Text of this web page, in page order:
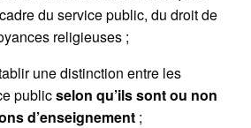
du service public, du droit de
religieuses ;
une distinction entre les
publicselon qu’ils sont ou non
d’enseignement ;